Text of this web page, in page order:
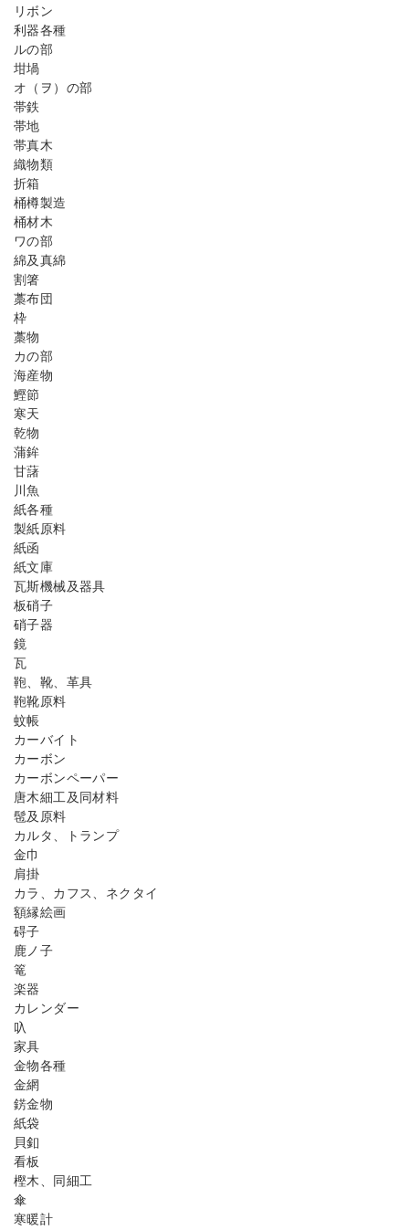
リボン
利器各種
ルの部
坩堝
オ（ヲ）の部
帯鉄
帯地
帯真木
織物類
折箱
桶樽製造
桶材木
ワの部
綿及真綿
割箸
藁布団
枠
藁物
カの部
海産物
鰹節
寒天
乾物
蒲鉾
甘藷
川魚
紙各種
製紙原料
紙函
紙文庫
瓦斯機械及器具
板硝子
硝子器
鏡
瓦
鞄、靴、革具
鞄靴原料
蚊帳
カーバイト
カーボン
カーボンペーパー
唐木細工及同材料
髢及原料
カルタ、トランプ
金巾
肩掛
カラ、カフス、ネクタイ
額縁絵画
碍子
鹿ノ子
篭
楽器
カレンダー
叺
家具
金物各種
金網
錺金物
紙袋
貝釦
看板
樫木、同細工
傘
寒暖計